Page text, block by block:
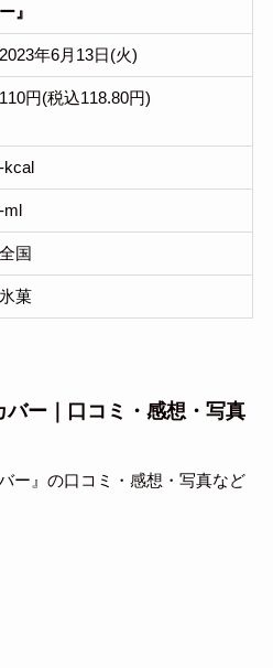
ー』
2023年6月13日(火)
110円(税込118.80円)
-kcal
-ml
全国
氷菓
バー｜口コミ・感想・写真
ー』の口コミ・感想・写真など